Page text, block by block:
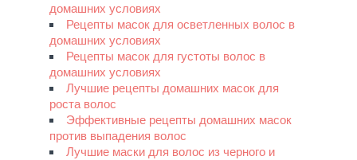
домашних условиях
Рецепты масок для осветленных волос в
домашних условиях
Рецепты масок для густоты волос в
домашних условиях
Лучшие рецепты домашних масок для
роста волос
Эффективные рецепты домашних масок
против выпадения волос
Лучшие маски для волос из черного и